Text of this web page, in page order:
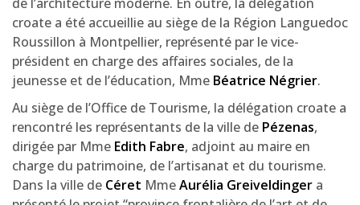
croate a été accueillie au siège de la Région Languedoc
Roussillon à Montpellier, représenté par le vice-
président en charge des affaires sociales, de la
jeunesse et de l’éducation, Mme Béatrice Négrier.
Au siège de l’Office de Tourisme, la délégation croate a
rencontré les représentants de la ville de Pézenas,
dirigée par Mme Edith Fabre, adjoint au maire en
charge du patrimoine, de l’artisanat et du tourisme.
Dans la ville de Céret MmeAurélia Greiveldinger a